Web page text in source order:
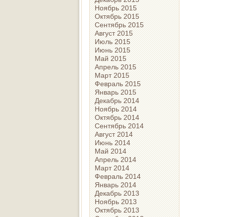
Ноябрь 2015
Октябрь 2015
Сентябрь 2015
Август 2015
Июль 2015
Июнь 2015
Май 2015
Апрель 2015
Март 2015
Февраль 2015
Январь 2015
Декабрь 2014
Ноябрь 2014
Октябрь 2014
Сентябрь 2014
Август 2014
Июнь 2014
Май 2014
Апрель 2014
Март 2014
Февраль 2014
Январь 2014
Декабрь 2013
Ноябрь 2013
Октябрь 2013